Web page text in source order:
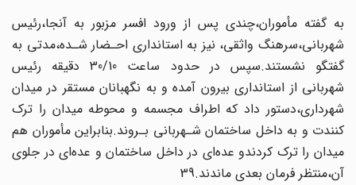
به گفته‌ مأموران،چندی پس از ورود افسر مزبور به آنجا،رئیس
شهربانی،سرهنگ واثقی، نیز به استانداری احـضار شـده،مدتی به
گفتگو نشستند.سپس در حدود ساعت 30/10 دقیقه‌ رئیس‌
شهربانی‌ از استانداری بیرون آمده و به نگهبانان مستقر در میدان
شهرداری،دستور داد که‌ اطراف مجسمه و محوطه میدان را ترک
کنندت و به داخل ساختمان شـهربانی بـروند.بنابراین‌ مأموران هم
میدان‌ را‌ ترک کردندو عده‌ای در داخل ساختمان و عده‌ای در جلوی
آن،منتظر فرمان بعدی ماندند.39